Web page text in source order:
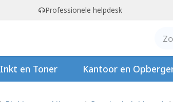
Professionele helpdesk
Inkt en Toner Kantoor en